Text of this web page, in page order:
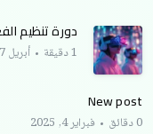
دورة تنظيم
1 دقيقة أبريل 27, 2025
New post
0 دقائق فبراير 4, 2025